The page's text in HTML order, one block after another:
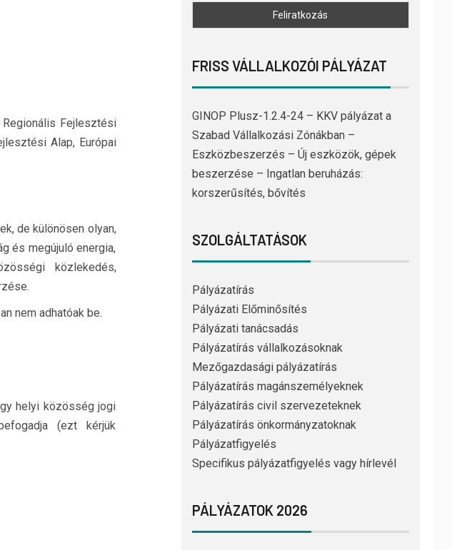
Fejlesztési
Alap, Európai
de különösen olyan,
és megújuló energia,
közlekedés,
nem adhatóak be.
helyi közösség jogi
(ezt kérjük
FRISS VÁLLALKOZÓI PÁLYÁZAT
GINOP Plusz-1.2.4-24 – KKV pályázat a
Szabad Vállalkozási Zónákban –
Eszközbeszerzés – Új eszközök, gépek
beszerzése – Ingatlan beruházás:
korszerűsítés, bővítés
SZOLGÁLTATÁSOK
Pályázatírás
Pályázati Előminősítés
Pályázati tanácsadás
Pályázatírás vállalkozásoknak
Mezőgazdasági pályázatírás
Pályázatírás magánszemélyeknek
Pályázatírás civil szervezeteknek
Pályázatírás önkormányzatoknak
Pályázatfigyelés
Specifikus pályázatfigyelés vagy hírlevél
PÁLYÁZATOK 2026